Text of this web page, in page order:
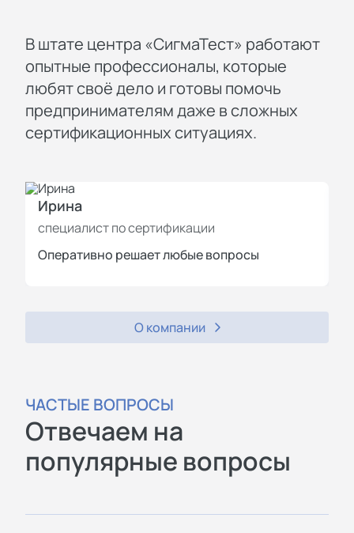
В штате центра «СигмаТест» работают
опытные профессионалы, которые
любят своё дело и готовы помочь
предпринимателям даже в сложных
сертификационных ситуациях.
Ирина
специалист по сертификации
Оперативно решает любые вопросы
О компании
ЧАСТЫЕ ВОПРОСЫ
Отвечаем на
популярные вопросы